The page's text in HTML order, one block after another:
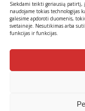
Siekdami teikti geriausią patirtį,
naudojame tokias technologijas
galėsime apdoroti duomenis,
svetainėje. Nesutikimas arba
funkcijas ir funkcijas.
straipsnius ir